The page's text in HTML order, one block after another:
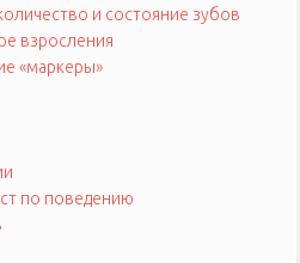
и состояние зубов
взросления
«маркеры»
по поведению